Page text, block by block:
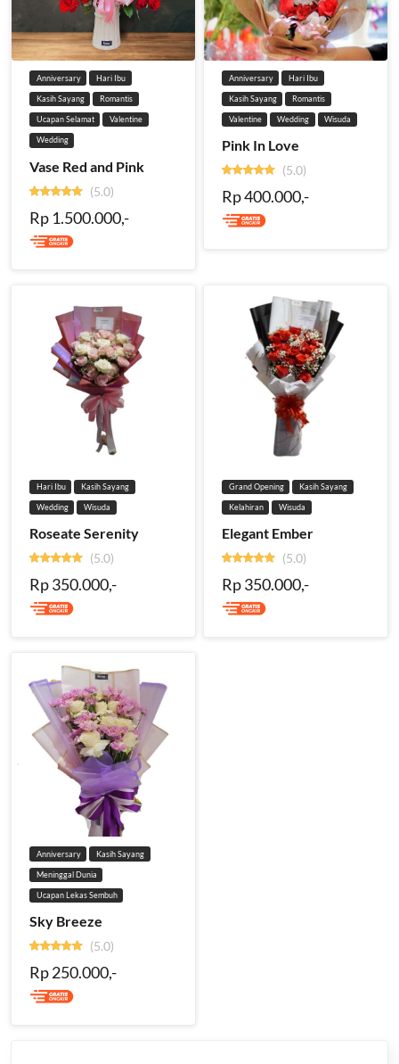
Anniversary Hari Ibu
Kasih Sayang Romantis
Ucapan Selamat Valentine
Wedding
Vase Red and Pink
(5.0)
Rp 1.500.000,-
Anniversary Hari Ibu
Kasih Sayang Romantis
Valentine Wedding Wisuda
Pink In Love
(5.0)
Rp 400.000,-
Hari Ibu Kasih Sayang
Wedding Wisuda
Roseate Serenity
(5.0)
Rp 350.000,-
Grand Opening Kasih Sayang
Kelahiran Wisuda
Elegant Ember
(5.0)
Rp 350.000,-
Anniversary Kasih Sayang
Meninggal Dunia
Ucapan Lekas Sembuh
Sky Breeze
(5.0)
Rp 250.000,-